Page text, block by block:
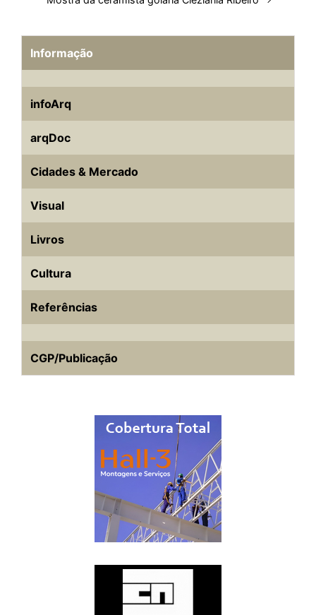
Informação
infoArq
arqDoc
Cidades & Mercado
Visual
Livros
Cultura
Referências
CGP/Publicação